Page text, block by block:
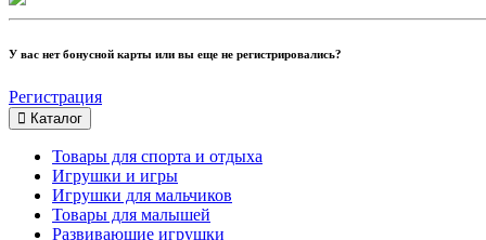
У вас нет бонусной карты или вы еще не регистрировались?
Регистрация
Каталог
Товары для спорта и отдыха
Игрушки и игры
Игрушки для мальчиков
Товары для малышей
Развивающие игрушки